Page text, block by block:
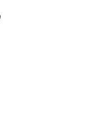
kepentingan fleksibel